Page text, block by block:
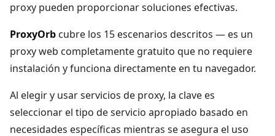
proxy pueden proporcionar soluciones efectivas.
ProxyOrbcubre los 15 escenarios descritos — es un
proxy web completamente gratuito que no requiere
instalación y funciona directamente en tu navegador.
Al elegir y usar servicios de proxy, la clave es
seleccionar el tipo de servicio apropiado basado en
necesidades específicas mientras se asegura el uso